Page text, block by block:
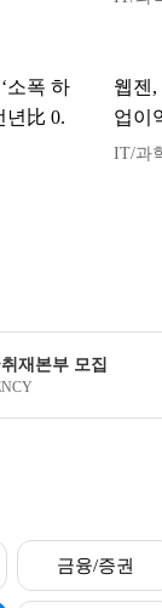
소폭 하
比 0.
웹젠,
업이
IT/과
재본부 모집
금융/증권